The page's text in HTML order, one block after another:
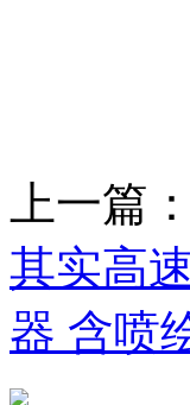
上一篇：
其实高
器 含喷